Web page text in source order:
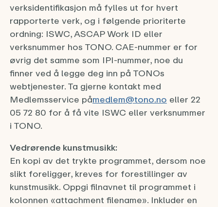
verksidentifikasjon må fylles ut for hvert
rapporterte verk, og i følgende prioriterte
ordning: ISWC, ASCAP Work ID eller
verksnummer hos TONO. CAE-nummer er for
øvrig det samme som IPI-nummer, noe du
finner ved å legge deg inn på TONOs
webtjenester. Ta gjerne kontakt med
Medlemsservice påmedlem@tono.no eller 22
05 72 80 for å få vite ISWC eller verksnummer
i TONO.
Vedrørende kunstmusikk:
En kopi av det trykte programmet, dersom noe
slikt foreligger, kreves for forestillinger av
kunstmusikk. Oppgi filnavnet til programmet i
kolonnen «attachment filename». Inkluder en